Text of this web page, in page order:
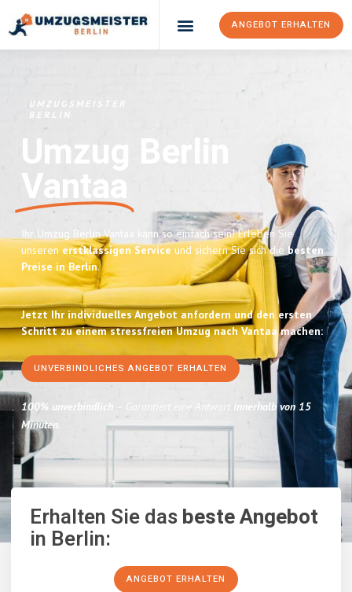
ANGEBOT ERHALTEN
UMZUGSMEISTER
BERLIN
Umzug Berlin
Vantaa
Ihr Umzug Berlin Vantaa kann so einfach sein! Erleben Sie
unserenerstklassigen Serviceund sichern Sie sich diebesten
Preise in Berlin.
Jetzt Ihr individuelles Angebot anfordern und den ersten
Schritt zu einem stressfreien Umzug nach Vantaa machen:
UNVERBINDLICHES ANGEBOT ERHALTEN
100% unverbindlich – Garantiert eine Antwort innerhalb von 15
Minuten.
Erhalten Sie dasbeste Angebot
in Berlin:
ANGEBOT ERHALTEN